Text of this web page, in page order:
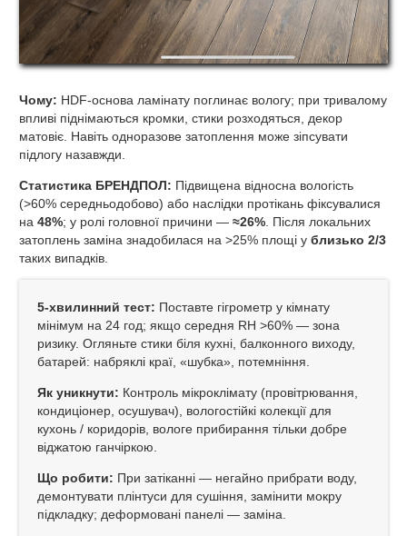
Чому: HDF‑основа ламінату поглинає вологу; при тривалому
впливі піднімаються кромки, стики розходяться, декор
матовіє. Навіть одноразове затоплення може зіпсувати
підлогу назавжди.
Статистика БРЕНДПОЛ: Підвищена відносна вологість
(>60% середньодобово) або наслідки протікань фіксувалися
на 48%; у ролі головної причини — ≈26% . Після локальних
затоплень заміна знадобилася на >25% площі у близько 2/3
таких випадків.
5‑хвилинний тест: Поставте гігрометр у кімнату
мінімум на 24 год; якщо середня RH >60% — зона
ризику. Огляньте стики біля кухні, балконного виходу,
батарей: набряклі краї, «шубка», потемніння.
Як уникнути: Контроль мікроклімату (провітрювання,
кондиціонер, осушувач), вологостійкі колекції для
кухонь / коридорів, вологе прибирання тільки добре
віджатою ганчіркою.
Що робити: При затіканні — негайно прибрати воду,
демонтувати плінтуси для сушіння, замінити мокру
підкладку; деформовані панелі — заміна.